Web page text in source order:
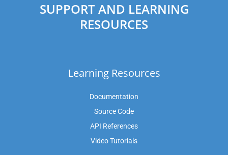
SUPPORT AND LEARNING
RESOURCES
Learning Resources
Documentation
Source Code
API References
Video Tutorials